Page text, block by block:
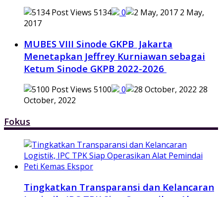
5134 0
2 May,
2017
MUBES VIII Sinode GKPB Jakarta
Menetapkan Jeffrey Kurniawan sebagai
Ketum Sinode GKPB 2022-2026
5100 0
28
October, 2022
Fokus
Tingkatkan Transparansi dan Kelancaran